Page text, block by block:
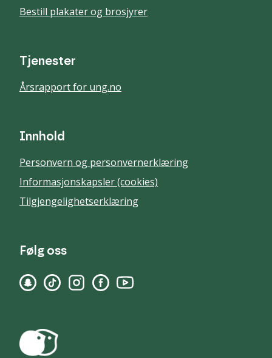
Bestill plakater og brosjyrer
Tjenester
Årsrapport for ung.no
Innhold
Personvern og personvernerklæring
Informasjonskapsler (cookies)
Tilgjengelighetserklæring
Følg oss